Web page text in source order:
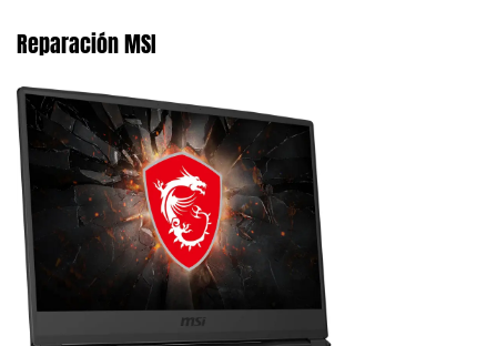
Reparación MSI